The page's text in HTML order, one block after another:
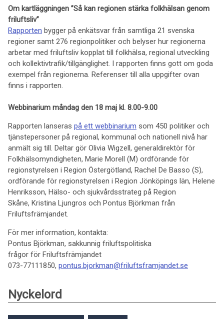
Om kartläggningen ”Så kan regionen stärka folkhälsan genom
friluftsliv”
Rapporten bygger på enkätsvar från samtliga 21 svenska
regioner samt 276 regionpolitiker och belyser hur regionerna
arbetar med friluftsliv kopplat till folkhälsa, regional utveckling
och kollektivtrafik/tillgänglighet. I rapporten finns gott om goda
exempel från regionerna. Referenser till alla uppgifter ovan
finns i rapporten.
Webbinarium måndag den 18 maj kl. 8.00-9.00
Rapporten lanseras på ett webbinarium som 450 politiker och
tjänstepersoner på regional, kommunal och nationell nivå har
anmält sig till. Deltar gör Olivia Wigzell, generaldirektör för
Folkhälsomyndigheten, Marie Morell (M) ordförande för
regionstyrelsen i Region Östergötland, Rachel De Basso (S),
ordförande för regionstyrelsen i Region Jönköpings län, Helene
Henriksson, Hälso- och sjukvårdsstrateg på Region
Skåne, Kristina Ljungros och Pontus Björkman från
Friluftsfrämjandet.
För mer information, kontakta:
Pontus Björkman, sakkunnig friluftspolitiska
frågor för Friluftsfrämjandet
073-77111850, pontus.bjorkman@friluftsframjandet.se
Nyckelord